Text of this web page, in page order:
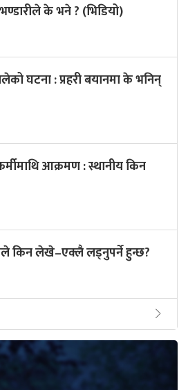
के भने ? (भिडियो)
घटना : प्रहरी बयानमा के भनिन्
आक्रमण : स्थानीय किन
किन लेखे–एक्लै लड्नुपर्ने हुन्छ?